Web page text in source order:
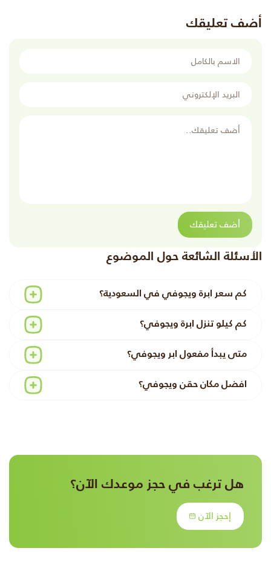
أضف تعليقك
أضف تعليقك
الأسئلة الشائعة حول الموضوع
كم سعر ابرة ويجوفي في السعودية؟
كم كيلو تنزل ابرة ويجوفي؟
متى يبدأ مفعول ابر ويجوفي؟
افضل مكان حقن ويجوفي؟
هل ترغب في حجز موعدك الآن؟
إحجز الآن